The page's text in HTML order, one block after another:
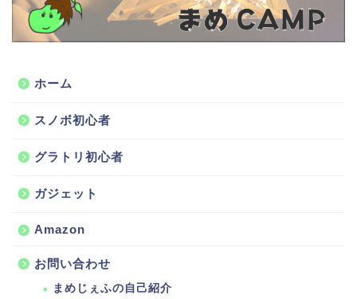
ホーム
スノボ初心者
グラトリ初心者
ガジェット
Amazon
お問い合わせ
まめじぇふの自己紹介